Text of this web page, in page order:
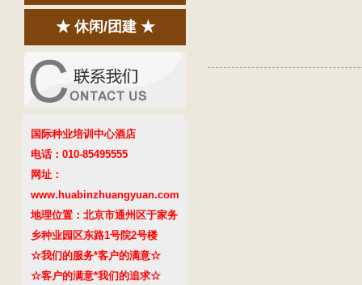
★ 休闲/团建 ★
国际种业培训中心酒店
电话：010-85495555
网址：
www.huabinzhuangyuan.com
地理位置：北京市通州区于家务
乡种业园区东路1号院2号楼
☆我们的服务*客户的满意☆
☆客户的满意*我们的追求☆